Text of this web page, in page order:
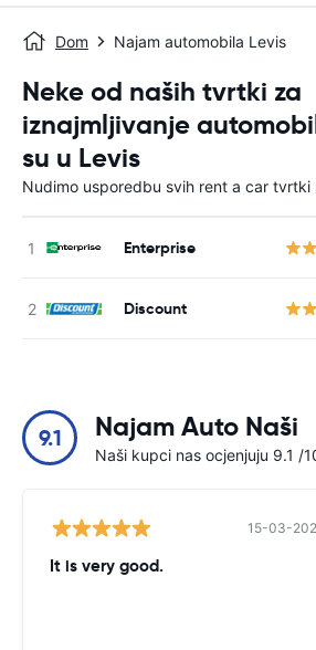
Dom Najam automobila Levis
Neke od naših tvrtki za
iznajmljivanje
su u Levis
Nudimo usporedbu svih rent a car tvrtki
Enterprise
Discount
9.1 Najam Auto Naši
Naši kupci nas ocjenjuju 9.1 /
15-03-
It is very good.